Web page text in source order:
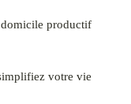
domicile productif
votre vie